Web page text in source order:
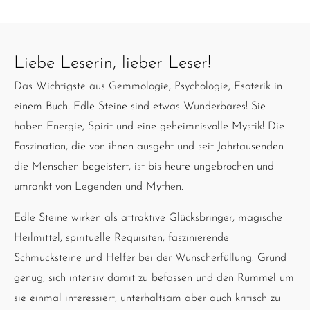
Liebe Leserin, lieber Leser!
Das Wichtigste aus Gemmologie, Psychologie, Esoterik in
einem Buch! Edle Steine sind etwas Wunderbares! Sie
haben Energie, Spirit und eine geheimnisvolle Mystik! Die
Faszination, die von ihnen ausgeht und seit Jahrtausenden
die Menschen begeistert, ist bis heute ungebrochen und
umrankt von Legenden und Mythen.
Edle Steine wirken als attraktive Glücksbringer, magische
Heilmittel, spirituelle Requisiten, faszinierende
Schmucksteine und Helfer bei der Wunscherfüllung. Grund
genug, sich intensiv damit zu befassen und den Rummel um
sie einmal interessiert, unterhaltsam aber auch kritisch zu